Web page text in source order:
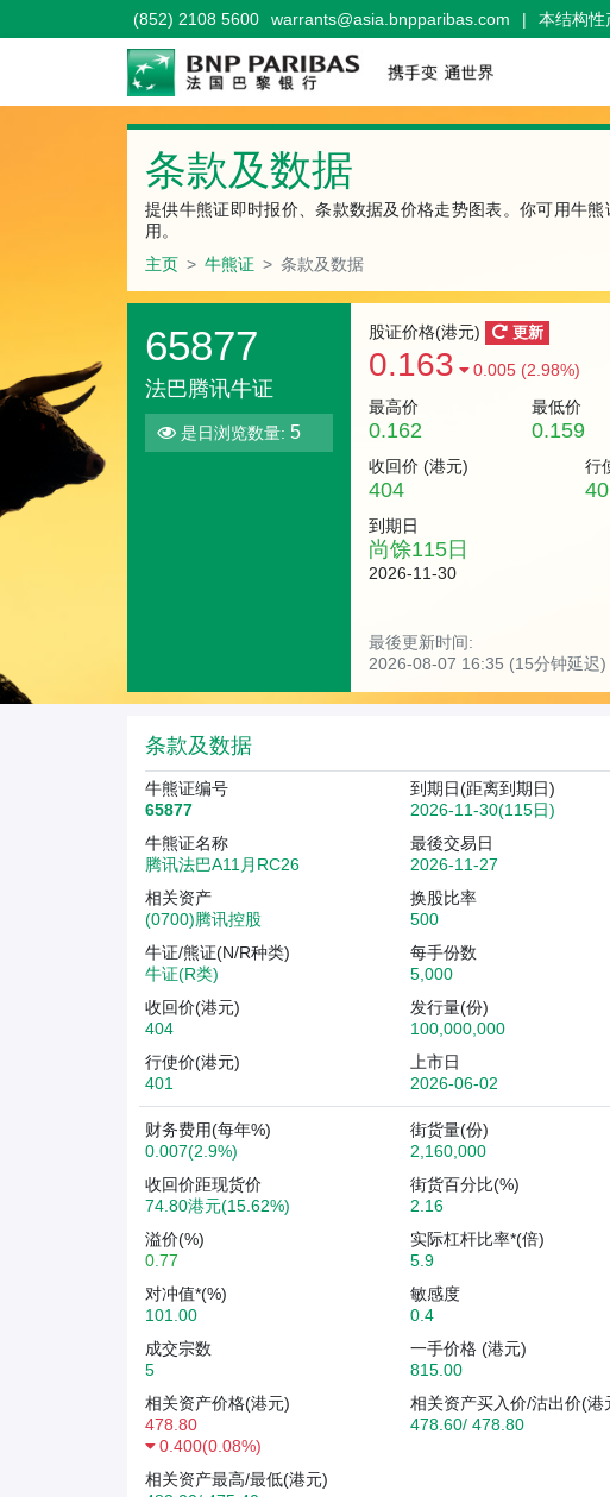
(852) 2108 5600 warrants@asia.bnpparibas.com | 本结构性
条款及数据
提供牛熊证即时报价、条款数据及价格走势图表。你可用牛
用。
主页
牛熊证 条款及数据
65877
法巴腾讯牛证
是日浏览数量: 5
股证价格(港元) 更新
0.163
0.005 (2.98%)
最高价
0.162
最低价
0.159
收回价 (港元)
404
行
到期日
尚馀115日
2026-11-30
最後更新时间:
2026-08-07 16:35 (15分钟延迟)
条款及数据
牛熊证编号
65877
到期日(距离到期日)
2026-11-30(115日)
牛熊证名称
腾讯法巴A11月RC26
最後交易日
2026-11-27
相关资产
(0700)腾讯控股
换股比率
500
牛证/熊证(N/R种类)
牛证(R类)
每手份数
5,000
收回价(港元)
404
发行量(份)
100,000,000
行使价(港元)
401
上市日
2026-06-02
财务费用(每年%)
0.007(2.9%)
街货量(份)
2,160,000
收回价距现货价
74.80港元(15.62%)
街货百分比(%)
2.16
溢价(%)
0.77
实际杠杆比率*(倍)
5.9
对冲值*(%)
101.00
敏感度
0.4
成交宗数
5
一手价格 (港元)
815.00
相关资产价格(港元)
478.80
0.400(0.08%)
相关资产买入价/沽出价(港
478.60/ 478.80
相关资产最高/最低(港元)